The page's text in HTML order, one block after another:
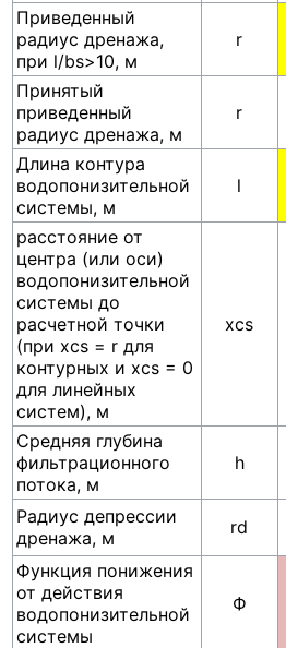
Приведенный
радиус дренажа,
при l/bs>10, м
r
Принятый
приведенный
радиус дренажа, м
r
Длина контура
водопонизительной
системы, м
l
расстояние от
центра (или оси)
водопонизительной
системы до
расчетной точки
(при xcs = r для
контурных и xcs = 0
для линейных
систем), м
xcs
Средняя глубина
фильтрационного
потока, м
h
Радиус депрессии
дренажа, м
rd
Функция понижения
от действия
водопонизительной
системы
Ф